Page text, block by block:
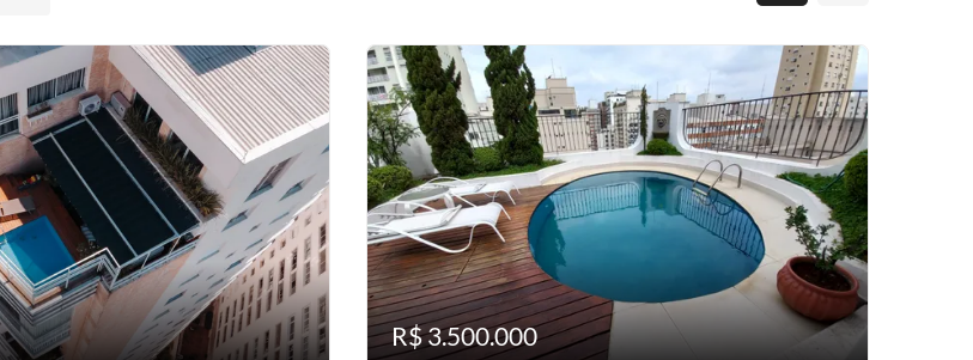
R$ 3.500.000